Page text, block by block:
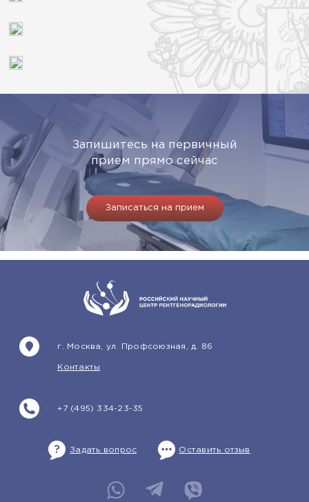
Запишитесь на первичный
прием прямо сейчас
Записаться на прием
+7 (495) 334-23-35
г. Москва, ул. Профсоюзная, д. 86
Контакты
Задать вопрос Оставить отзыв